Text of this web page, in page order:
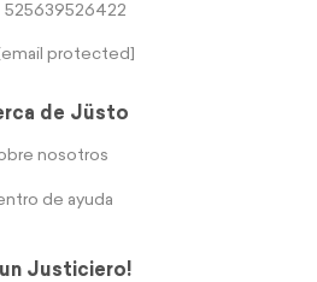
525639526422
[email protected]
de Jüsto
nosotros
de ayuda
un Justiciero!